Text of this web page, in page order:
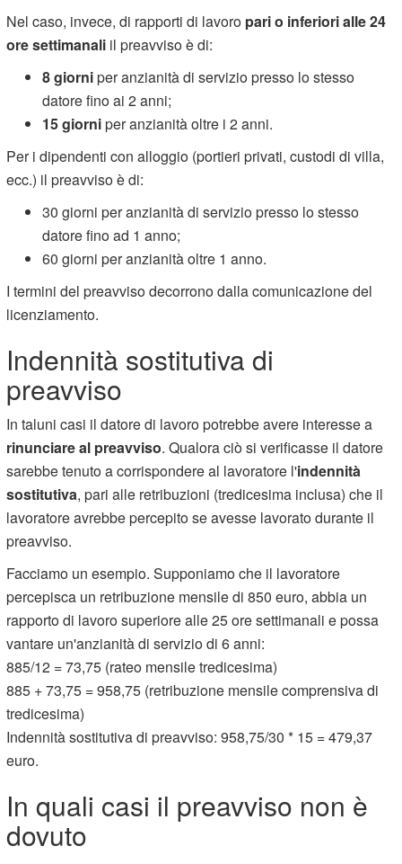
Nel caso, invece, di rapporti di lavoro pari o inferiori alle 24
ore settimanali il preavviso è di:
8 giorniper anzianità di servizio presso lo stesso
datore fino ai 2 anni;
15 giorniper anzianità oltre i 2 anni.
Per i dipendenti con alloggio (portieri privati, custodi di villa,
ecc.) il preavviso è di:
30 giorni per anzianità di servizio presso lo stesso
datore fino ad 1 anno;
60 giorni per anzianità oltre 1 anno.
I termini del preavviso decorrono dalla comunicazione del
licenziamento.
Indennità sostitutiva di
preavviso
In taluni casi il datore di lavoro potrebbe avere interesse a
rinunciare al preavviso. Qualora ciò si verificasse il datore
sarebbe tenuto a corrispondere al lavoratore l'indennità
sostitutiva, pari alle retribuzioni (tredicesima inclusa) che il
lavoratore avrebbe percepito se avesse lavorato durante il
preavviso.
Facciamo un esempio. Supponiamo che il lavoratore
percepisca un retribuzione mensile di 850 euro, abbia un
rapporto di lavoro superiore alle 25 ore settimanali e possa
vantare un'anzianità di servizio di 6 anni:
885/12 = 73,75 (rateo mensile tredicesima)
885 + 73,75 = 958,75 (retribuzione mensile comprensiva di
tredicesima)
Indennità sostitutiva di preavviso: 958,75/30 * 15 = 479,37
euro.
In quali casi il preavviso non è
dovuto